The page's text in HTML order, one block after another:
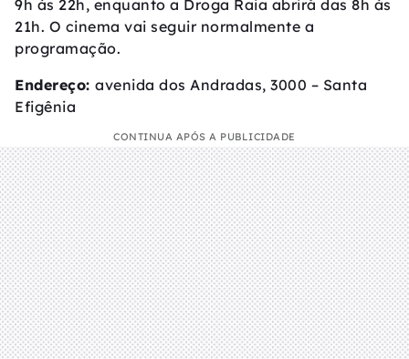
9h às 22h, enquanto a Droga Raia abrirá das 8h às
21h. O cinema vai seguir normalmente a
programação.
Endereço: avenida dos Andradas, 3000 – Santa
Efigênia
CONTINUA APÓS A PUBLICIDADE